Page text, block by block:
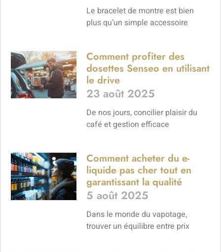
Le bracelet de montre est bien
plus qu’un simple accessoire
Comment profiter des
dosettes Senseo en utilisant
le drive
23 août 2025
De nos jours, concilier plaisir du
café et gestion efficace
Comment acheter du e-
liquide pas cher tout en
garantissant la qualité
5 août 2025
Dans le monde du vapotage,
trouver un équilibre entre prix